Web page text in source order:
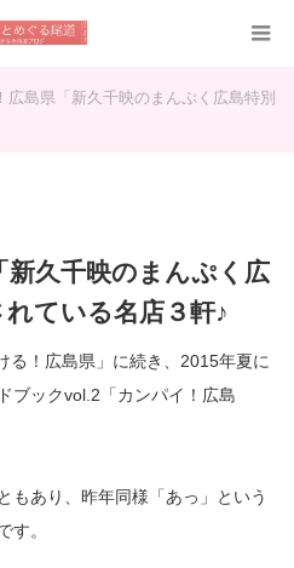
広島県「新久千映のまんぷく広島特別
新久千映のまんぷく広
ている名店３軒♪
る！広島県」に続き、2015年夏に
ブックvol.2「カンパイ！広島
もあり、昨年同様「あっ」という
す。